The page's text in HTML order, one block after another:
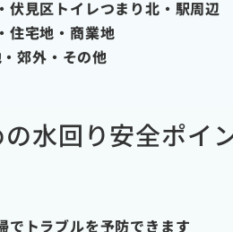
伏見区トイレつまり北・駅周辺
住宅地・商業地
郊外・その他
水回り安全ポイ
でトラブルを予防できます